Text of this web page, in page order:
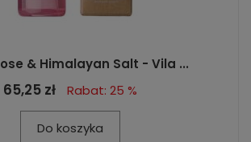
& Himalayan Salt - Vila ...
65,25 zł Rabat: 25 %
Do koszyka